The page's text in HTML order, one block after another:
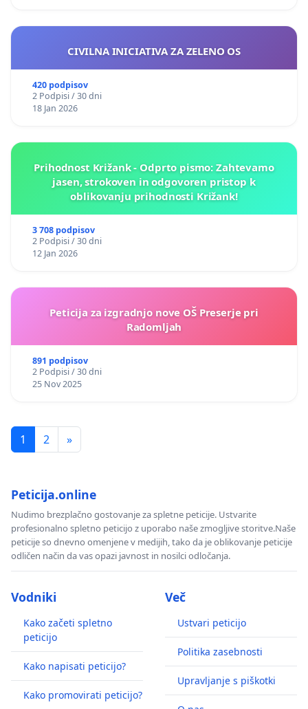
CIVILNA INICIATIVA ZA ZELENO OS
420 podpisov
2 Podpisi / 30 dni
18 Jan 2026
Prihodnost Križank - Odprto pismo: Zahtevamo
jasen, strokoven in odgovoren pristop k
oblikovanju prihodnosti Križank!
3 708 podpisov
2 Podpisi / 30 dni
12 Jan 2026
Peticija za izgradnjo nove OŠ Preserje pri
Radomljah
891 podpisov
2 Podpisi / 30 dni
25 Nov 2025
1 2 »
Peticija.online
Nudimo brezplačno gostovanje za spletne peticije. Ustvarite
profesionalno spletno peticijo z uporabo naše zmogljive storitve.Naše
peticije so dnevno omenjene v medijih, tako da je oblikovanje peticije
odličen način da vas opazi javnost in nosilci odločanja.
Vodniki
Kako začeti spletno
peticijo
Kako napisati peticijo?
Kako promovirati peticijo?
Več
Ustvari peticijo
Politika zasebnosti
Upravljanje s piškotki